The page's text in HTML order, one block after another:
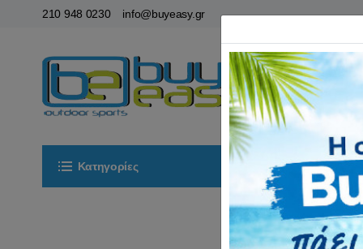
210 948 0230 info@buyeasy.gr
Κατηγορίες Αρχική